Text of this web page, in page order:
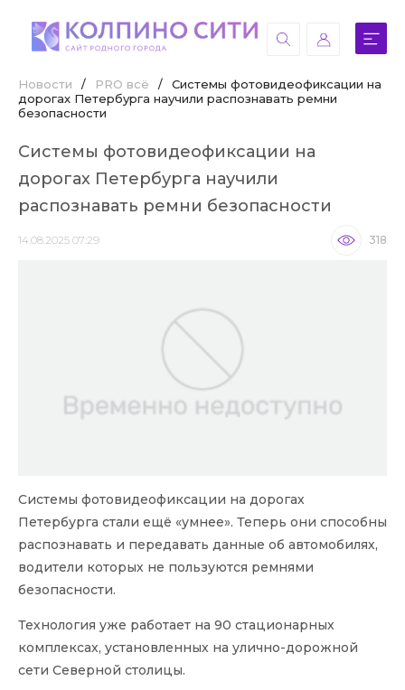
Новости / PRO всё /
Системы фотовидеофиксации на
дорогах Петербурга научили распознавать ремни
безопасности
Системы фотовидеофиксации на
дорогах Петербурга научили
распознавать ремни безопасности
14.08.2025 07:29 318
Системы фотовидеофиксации на дорогах
Петербурга стали ещё «умнее». Теперь они способны
распознавать и передавать данные об автомобилях,
водители которых не пользуются ремнями
безопасности.
Технология уже работает на 90 стационарных
комплексах, установленных на улично-дорожной
сети Северной столицы.